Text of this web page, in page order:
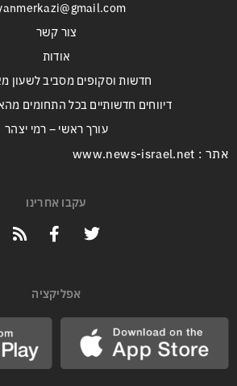
צור קשר
אודות
חדשות וסקופים מסביב לשעון מאז
דיווחים חדשותיים בכל התחומים
עורך ראשי – רמי יצהר
אתר : www.news-israel.net
עקבו אחרינו
אפליקציה